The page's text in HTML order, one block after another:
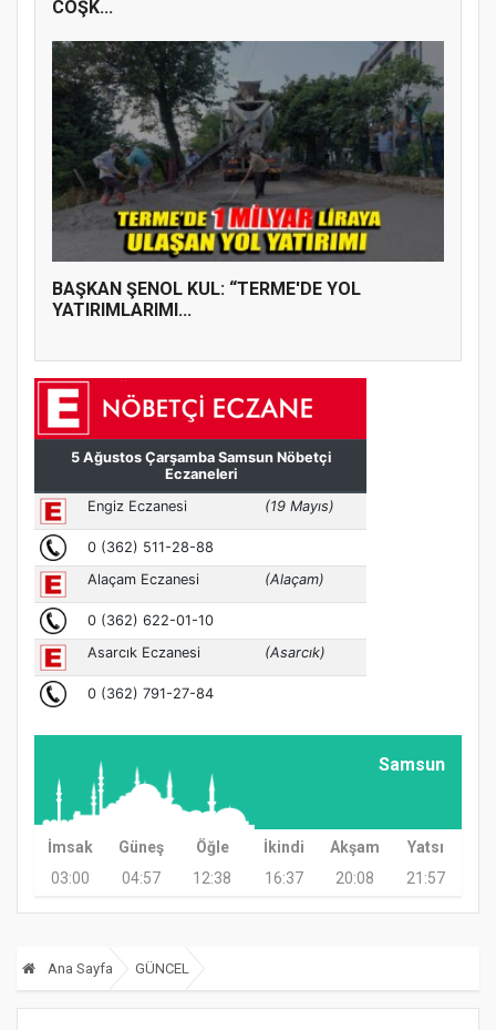
COŞK...
BAŞKAN ŞENOL KUL: “TERME'DE YOL
YATIRIMLARIMI...
Samsun
İmsak Güneş Öğle İkindi Akşam
Yatsı
03:00
04:57 12:38 16:37 20:08 21:57
Ana Sayfa GÜNCEL